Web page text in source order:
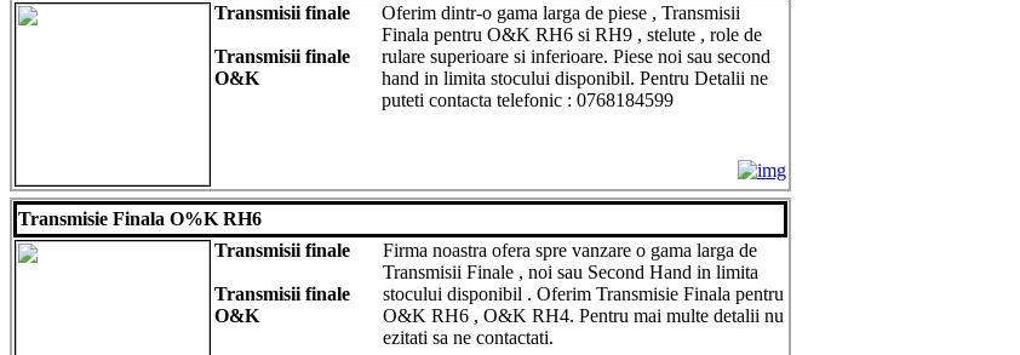
Transmisii finale
Transmisii finale
O&K
Oferim dintr-o gama larga de piese , Transmisii
Finala pentru O&K RH6 si RH9 , stelute , role de
rulare superioare si inferioare. Piese noi sau second
hand in limita stocului disponibil. Pentru Detalii ne
puteti contacta telefonic : 0768184599
Transmisie Finala O%K RH6
Transmisii finale
Transmisii finale
O&K
Firma noastra ofera spre vanzare o gama larga de
Transmisii Finale , noi sau Second Hand in limita
stocului disponibil . Oferim Transmisie Finala pentru
O&K RH6 , O&K RH4. Pentru mai multe detalii nu
ezitati sa ne contactati.